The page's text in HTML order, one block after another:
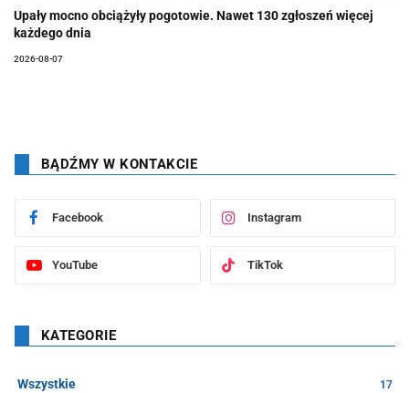
Upały mocno obciążyły pogotowie. Nawet 130 zgłoszeń więcej
każdego dnia
2026-08-07
BĄDŹMY W KONTAKCIE
Facebook Instagram
YouTube TikTok
KATEGORIE
Wszystkie 17